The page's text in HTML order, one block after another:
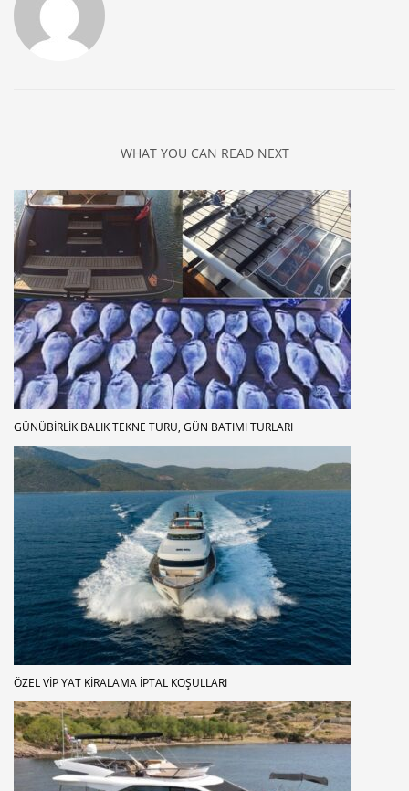
WHAT YOU CAN READ NEXT
GÜNÜBIRLIK BALIK TEKNE TURU, GÜN BATIMI TURLARI
ÖZEL VIP YAT KIRALAMA İPTAL KOŞULLARI